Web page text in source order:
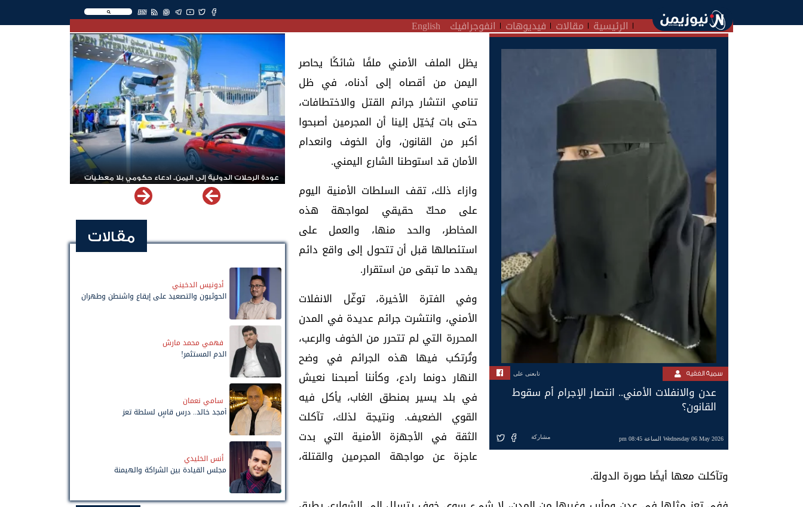
EN
الرئيسية مقالات فيديوهات انفوجرافيك English
سمية الفقيه تابعنى على
عدن والانفلات الأمني.. انتصار الإجرام أم سقوط
القانون؟
Wednesday 06 May 2026 الساعة 08:45 pm مشاركة
يظل الملف الأمني ملفًا شائكًا يحاصر
اليمن من أقصاه إلى أدناه، في ظل
تنامي انتشار جرائم القتل والاختطافات،
حتى بات يُخيّل إلينا أن المجرمين أصبحوا
أكبر من القانون، وأن الخوف وانعدام
الأمان قد استوطنا الشارع اليمني.
وازاء ذلك، تقف السلطات الأمنية اليوم
على محكّ حقيقي لمواجهة هذه
المخاطر، والحد منها، والعمل على
استئصالها قبل أن تتحول إلى واقع دائم
يهدد ما تبقى من استقرار.
وفي الفترة الأخيرة، توغّل الانفلات
الأمني، وانتشرت جرائم عديدة في المدن
المحررة التي لم تتحرر من الخوف والرعب،
وتُرتكب فيها هذه الجرائم في وضح
النهار دونما رادع، وكأننا أصبحنا نعيش
في بلد يسير بمنطق الغاب، يأكل فيه
القوي الضعيف. ونتيجة لذلك، تآكلت
الثقة في الأجهزة الأمنية التي بدت
عاجزة عن مواجهة المجرمين والقتلة،
وتآكلت معها أيضًا صورة الدولة.
عودة الرحلات الدولية إلى اليمن.. ادعاء حكومي بلا معطيات
مقالات
أدونيس الدخيني
الحوثيون والتصعيد على إيقاع واشنطن وطهران
فهمي محمد مارش
الدم المستثمر!
سامي نعمان
أمجد خالد.. درس قاسٍ لسلطة تعز
أنس الخليدي
مجلس القيادة بين الشراكة والهيمنة